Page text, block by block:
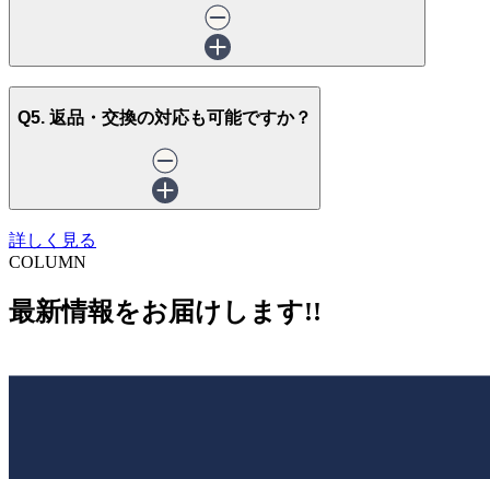
Q5. 返品・交換の対応も可能ですか？
詳しく見る
COLUMN
最新情報をお届けします!!